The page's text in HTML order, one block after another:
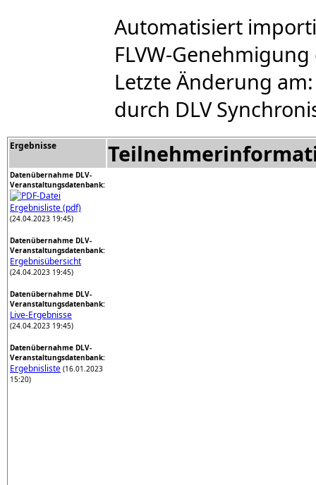
Automatisiert
FLVW-
Letzte Änderung
durch DLV
Ergebnisse
Datenübernahme DLV-
Veranstaltungsdatenbank:
Ergebnisliste (pdf)
(24.04.2023 19:45)
Datenübernahme DLV-
Veranstaltungsdatenbank:
Ergebnisübersicht
(24.04.2023 19:45)
Datenübernahme DLV-
Veranstaltungsdatenbank:
Live-Ergebnisse
(24.04.2023 19:45)
Datenübernahme DLV-
Veranstaltungsdatenbank:
Ergebnisliste (16.01.2023
15:20)